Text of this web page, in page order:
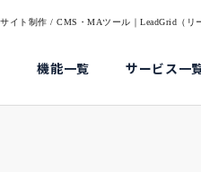
イト制作 / CMS・MAツール｜LeadGrid（リ
機能一覧 サービス一